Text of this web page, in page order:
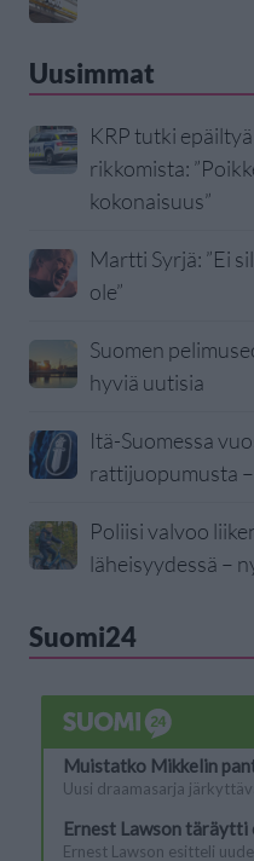
Uusimmat
KRP tutki
rikkomista:
kokonaisuus”
Martti Syrjä: ”Ei
ole”
Suomen
hyviä uutisia
Itä-Suomessa
rattijuopumusta
Poliisi valvoo
läheisyydessä –
Suomi24